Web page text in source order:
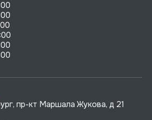
пр-кт Маршала Жукова, д 21